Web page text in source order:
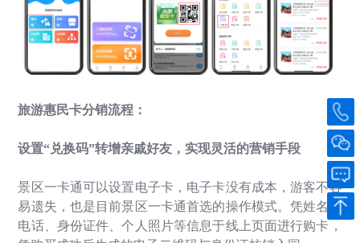
旅游惠民卡分销流程：
设置“兑换码”转增亲戚好友，实现灵活的营销手段
景区一卡通可以设置电子卡，电子卡没有成本，游客不容
易遗失，也是目前景区一卡通首选的操作模式。凭姓名、
电话、身份证件、个人照片等信息于线上页面进行购卡，